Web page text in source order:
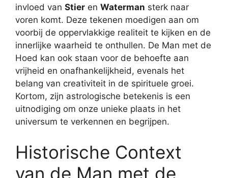
invloed van Stier en Waterman sterk naar
voren komt. Deze tekenen moedigen aan om
voorbij de oppervlakkige realiteit te kijken en de
innerlijke waarheid te onthullen. De Man met de
Hoed kan ook staan voor de behoefte aan
vrijheid en onafhankelijkheid, evenals het
belang van creativiteit in de spirituele groei.
Kortom, zijn astrologische betekenis is een
uitnodiging om onze unieke plaats in het
universum te verkennen en begrijpen.
Historische Context
van de Man met de